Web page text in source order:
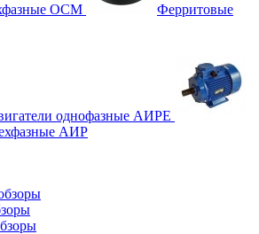
ОСМ
Ферритовые
однофазные АИРЕ
АИР